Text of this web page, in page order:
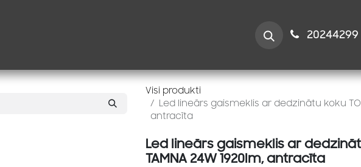
Speciālistiem 2024​​4299
Visi produkti
Led lineārs gaismeklis ar dedzinātu koku
antracīta
Led lineārs gaismeklis ar
TAMNA 24W 1920lm, antracīta